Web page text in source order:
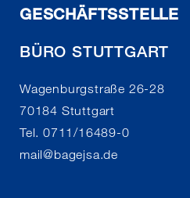
GESCHÄFTSSTELLE
BÜRO STUTTGART
Wagenburgstraße 26-28
70184 Stuttgart
Tel. 0711/16489-0
mail@bagejsa.de